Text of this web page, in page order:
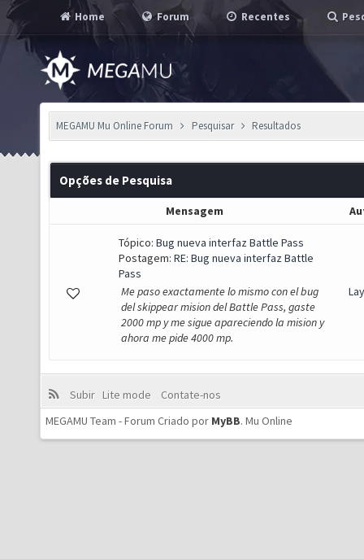
Home Forum Recentes
MEGAMU Mu Online Forum Pesquisar Resultados
Opções de Pesquisa
Mensagem
Tópico: Bug nueva interfaz Battle Pass
Postagem: RE: Bug nueva interfaz Battle
Pass
Me paso exactamente lo mismo con el bug
del skippear mision del Battle Pass, gaste
2000 mp y me sigue apareciendo la mision y
ahora me pide 4000 mp.
Subir Lite mode
Contate-nos
MEGAMU Team - Forum Criado por MyBB. Mu Online